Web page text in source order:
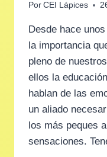
Por CEI Lápices
Desde hace
la importancia
pleno de
ellos la
hablan de las
un aliado
los más peques
sensaciones.